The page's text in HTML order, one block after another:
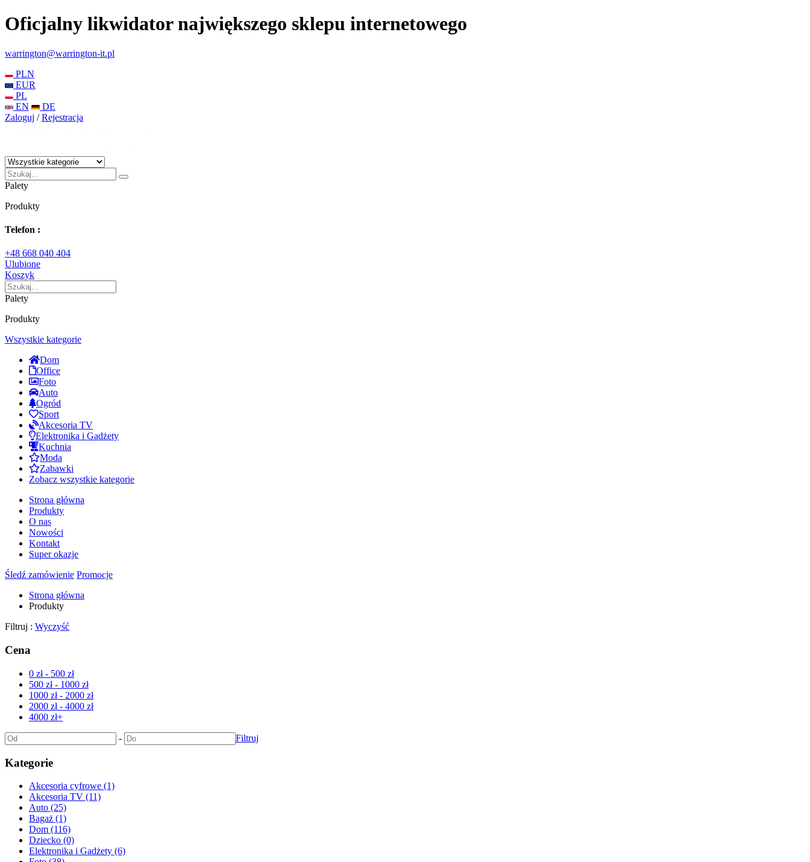
Oficjalny likwidator największego sklepu internetowego
warrington@warrington-it.pl
PLN
EUR
PL
EN
DE
Zaloguj / Rejestracja
Palety
Produkty
Telefon :
+48 668 040 404
Ulubione
Koszyk
Palety
Produkty
Wszystkie kategorie
Dom
Office
Foto
Auto
Ogród
Sport
Akcesoria TV
Elektronika i Gadżety
Kuchnia
Moda
Zabawki
Zobacz wszystkie kategorie
Strona główna
Produkty
O nas
Nowości
Kontakt
Super okazje
Śledź zamówienie Promocje
Strona główna
Produkty
Filtruj : Wyczyść
Cena
0 zł - 500 zł
500 zł - 1000 zł
1000 zł - 2000 zł
2000 zł - 4000 zł
4000 zł+
- Filtruj
Kategorie
Akcesoria cyfrowe (1)
Akcesoria TV (11)
Auto (25)
Bagaż (1)
Dom (116)
Dziecko (0)
Elektronika i Gadżety (6)